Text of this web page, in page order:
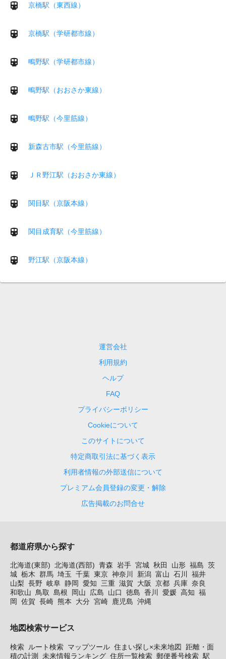
京橋駅（東西線）
京橋駅（学研都市線）
鴫野駅（学研都市線）
鴫野駅（おおさか東線）
鴫野駅（今里筋線）
新森古市駅（今里筋線）
ＪＲ野江駅（おおさか東線）
関目駅（京阪本線）
関目成育駅（今里筋線）
野江駅（京阪本線）
運営会社
利用規約
ヘルプ
FAQ
プライバシーポリシー
Cookieについて
このサイトについて
特定商取引法に基づく表示
利用者情報の外部送信について
プレミアム会員登録の変更・解除
広告掲載のお問合せ
都道府県から探す
北海道(東部) 北海道(西部) 青森 岩手 宮城 秋田 山形 福島 茨
城 栃木 群馬 埼玉 千葉 東京 神奈川 新潟 富山 石川
福井
山梨 長野 岐阜 静岡 愛知 三重 滋賀 大阪 京都 兵庫 奈良
和歌山
鳥取 島根 岡山 広島 山口 徳島 香川 愛媛 高知 福
岡
佐賀 長崎 熊本 大分 宮崎 鹿児島 沖縄
地図検索サービス
検索 ルート検索 マップツール 住まい探し×未来地図
距離・面
積の計測
未来情報ランキング 住所一覧検索 郵便番号検索 駅